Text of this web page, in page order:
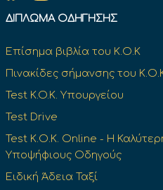
ΔΊΠΛΩΜΑ ΟΔΉΓΗΣΗΣ
Επίσημα βιβλία του Κ.Ο.Κ
Πινακίδες σήμανσης του
Test K.O.K. Υπουργείου
Test Drive
Test Κ.Ο.Κ. Online - Η
Υποψήφιους Οδηγούς
Ειδική Άδεια Ταξί